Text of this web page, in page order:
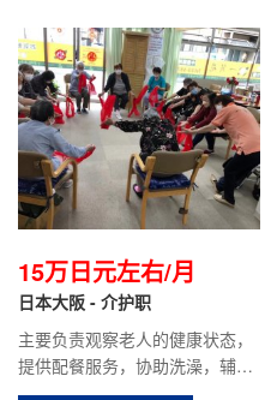
15万日元左右/月
日本大阪 - 介护职
主要负责观察老人的健康状态，
提供配餐服务，协助洗澡，辅助
康复运动，组织各种活动等。